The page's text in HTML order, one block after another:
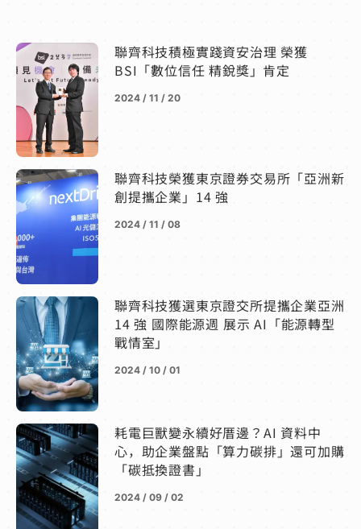
聯齊科技積極實踐資安治理 榮獲
BSI「數位信任 精銳獎」肯定
2024 / 11 / 20
聯齊科技榮獲東京證券交易所「亞洲新
創提攜企業」14 強
2024 / 11 / 08
聯齊科技獲選東京證交所提攜企業亞洲
14 強 國際能源週 展示 AI「能源轉型
戰情室」
2024 / 10 / 01
耗電巨獸變永續好厝邊？AI 資料中
心，助企業盤點「算力碳排」還可加購
「碳抵換證書」
2024 / 09 / 02